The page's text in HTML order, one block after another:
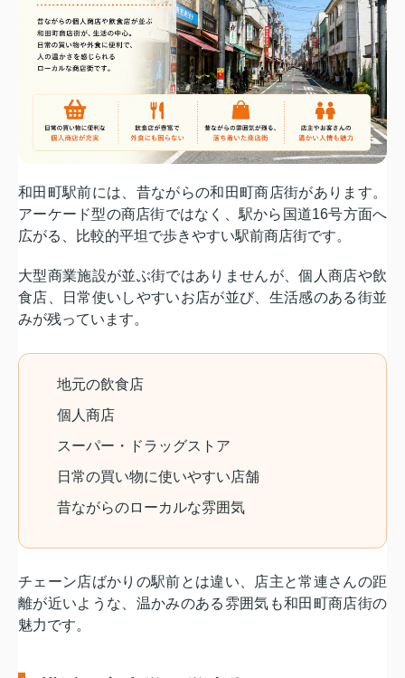
和田町駅前には、昔ながらの和田町商店街があります。
アーケード型の商店街ではなく、駅から国道16号方面へ
広がる、比較的平坦で歩きやすい駅前商店街です。
大型商業施設が並ぶ街ではありませんが、個人商店や飲
食店、日常使いしやすいお店が並び、生活感のある街並
みが残っています。
地元の飲食店
個人商店
スーパー・ドラッグストア
日常の買い物に使いやすい店舗
昔ながらのローカルな雰囲気
チェーン店ばかりの駅前とは違い、店主と常連さんの距
離が近いような、温かみのある雰囲気も和田町商店街の
魅力です。